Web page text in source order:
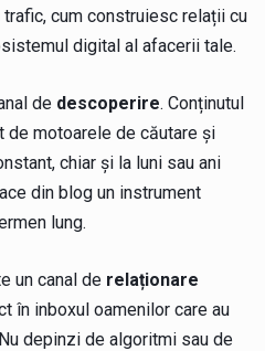
cum construiesc relații cu
digital al afacerii tale.
de descoperire. Conținutul
motoarele de căutare și
chiar și la luni sau ani
din blog un instrument
lung.
un canal de relaționare
în inboxul oamenilor care au
depinzi de algoritmi sau de